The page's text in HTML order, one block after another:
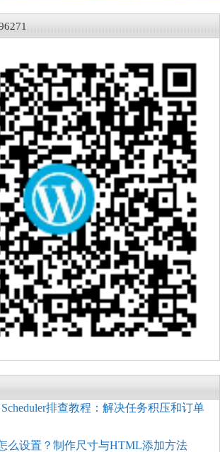
Scheduler排查教程：解决任务积压和订单
么设置？制作尺寸与HTML添加方法